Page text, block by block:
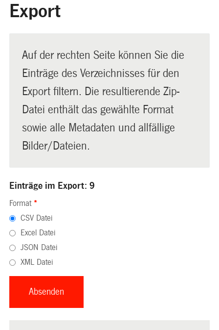
Export
Auf der rechten Seite können Sie die
Einträge des Verzeichnisses für den
Export filtern. Die resultierende Zip-
Datei enthält das gewählte Format
sowie alle Metadaten und allfällige
Bilder/Dateien.
Einträge im Export: 9
Format *
CSV Datei
Excel Datei
JSON Datei
XML Datei